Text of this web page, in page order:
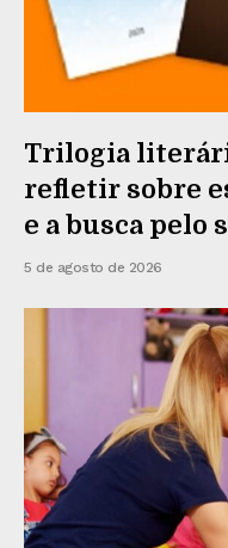
Trilogia
refletir sobre
e a busca pelo
5 de agosto de 2026